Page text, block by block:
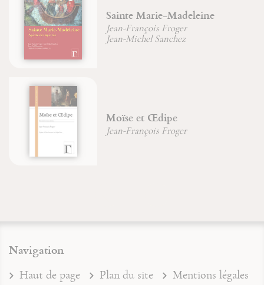
Marie-Madeleine
Froger
Sanchez
et Œdipe
Froger
Navigation
Haut de page Plan du site
Mentions légales